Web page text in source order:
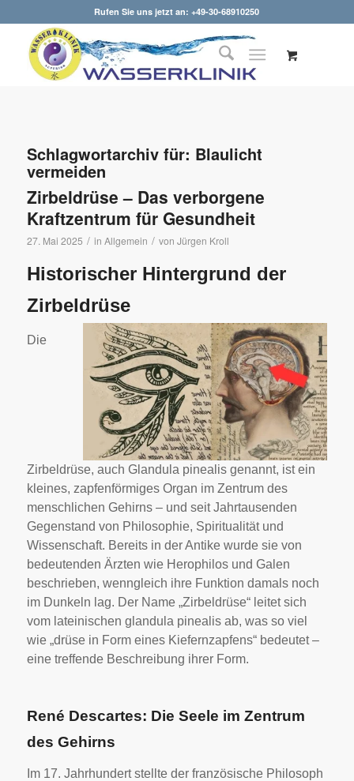
Rufen Sie uns jetzt an: +49-30-68910250
Schlagwortarchiv für: Blaulicht
vermeiden
Zirbeldrüse – Das verborgene
Kraftzentrum für Gesundheit
27. Mai 2025 / in Allgemein / von Jürgen Kroll
Historischer Hintergrund der
Zirbeldrüse
Die
Zirbeldrüse, auch Glandula pinealis genannt, ist ein
kleines, zapfenförmiges Organ im Zentrum des
menschlichen Gehirns – und seit Jahrtausenden
Gegenstand von Philosophie, Spiritualität und
Wissenschaft. Bereits in der Antike wurde sie von
bedeutenden Ärzten wie Herophilos und Galen
beschrieben, wenngleich ihre Funktion damals noch
im Dunkeln lag. Der Name „Zirbeldrüse“ leitet sich
vom lateinischen glandula pinealis ab, was so viel
wie „drüse in Form eines Kiefernzapfens“ bedeutet –
eine treffende Beschreibung ihrer Form.
René Descartes: Die Seele im Zentrum
des Gehirns
Im 17. Jahrhundert stellte der französische Philosoph